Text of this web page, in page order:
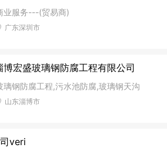
业服务---(贸易商)
广东深圳市
博宏盛玻璃钢防腐工程有限公司
璃钢防腐工程,污水池防腐,玻璃钢天沟
山东淄博市
veri